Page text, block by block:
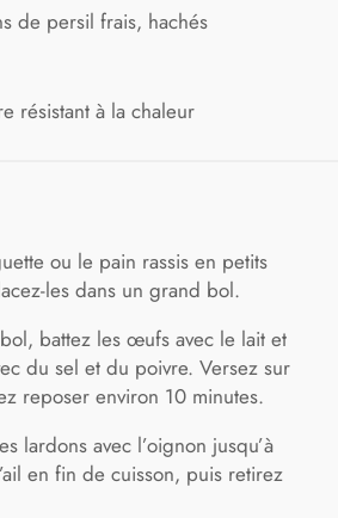
de persil frais, hachés
résistant à la chaleur
ou le pain rassis en petits
les dans un grand bol.
battez les œufs avec le lait et
du sel et du poivre. Versez sur
reposer environ 10 minutes.
lardons avec l’oignon jusqu’à
en fin de cuisson, puis retirez